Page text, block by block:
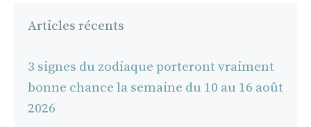
Articles récents
3 signes du zodiaque porteront vraiment
bonne chance la semaine du 10 au 16 août
2026